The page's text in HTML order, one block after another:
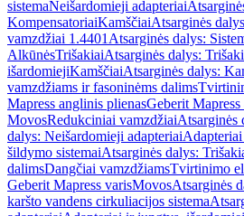
sistemaNeišardomieji adapteriai
KompensatoriaiKamščiaiAtsarginės
vamzdžiai 1.4401 Atsarginės dalys:
AlkūnėsTrišakiaiAtsarginės dalys:
išardomiejiKamščiaiAtsarginės dalys:
vamzdžiams ir fasoninėms dalims
Mapress anglinis plienasGeberit
MovosRedukciniai vamzdžiaiAtsarginės
dalys: Neišardomieji adapteriai
šildymo sistemaiAtsarginės dalys:
dalimsDangčiai vamzdžiamsTvirtinimo
Geberit Mapress varisMovosAtsarginės
karšto vandens cirkuliacijos sistema